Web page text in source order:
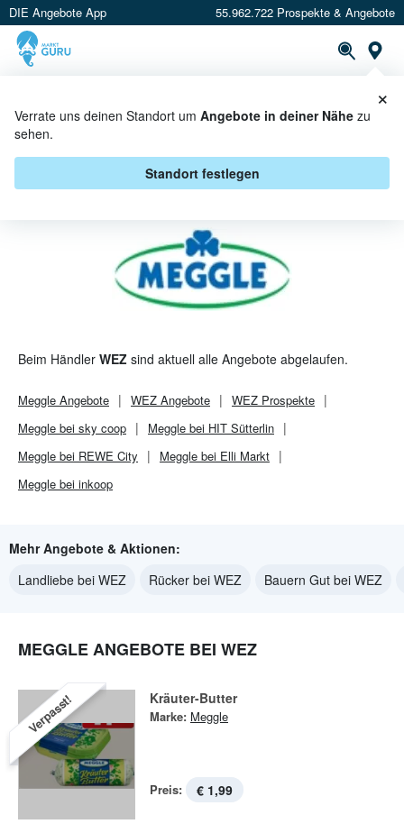
DIE Angebote App 55.962.722 Prospekte & Angebote
Verrate uns deinen Standort um Angebote in deiner Nähe zu
sehen.
Standort festlegen
×
MEGGLE BEI WEZ - ANGEBOTE &
Beim Händler WEZ sind aktuell alle Angebote abgelaufen.
Meggle Angebote WEZ Angebote WEZ Prospekte
Meggle bei sky coop
Meggle bei HIT Sütterlin
Meggle bei REWE City
Meggle bei Elli Markt
Meggle bei inkoop
Mehr Angebote & Aktionen:
Landliebe bei WEZ
Rücker bei WEZ Bauern Gut bei WEZ
MEGGLE ANGEBOTE BEI WEZ
Verpasst! Kräuter-Butter
Marke: Meggle
Preis: € 1,99